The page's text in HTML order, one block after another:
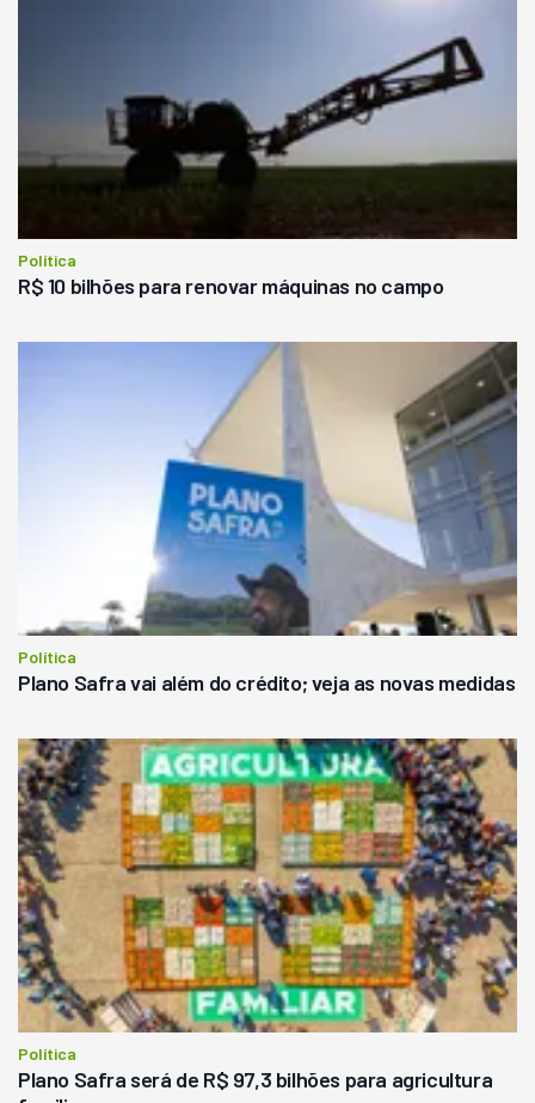
Política
R$ 10 bilhões para renovar máquinas no campo
Política
Plano Safra vai além do crédito; veja as novas medidas
Política
Plano Safra será de R$ 97,3 bilhões para agricultura